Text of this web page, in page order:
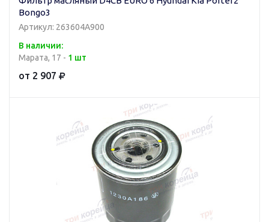
Bongo3
Артикул: 263604A900
В наличии:
Марата, 17 - 1 шт
от 2 907